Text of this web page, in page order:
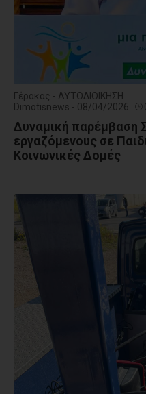
Γέρακας - ΑΥΤΟΔΙΟΙΚΗΣΗ
Dimotisnews - 08/04/2026
Δυναμική παρέμβαση
εργαζόμενους σε
Κοινωνικές Δομές